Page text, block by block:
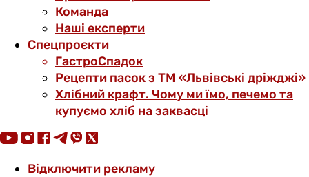
Команда
Наші експерти
Спецпроєкти
ГастроСпадок
Рецепти пасок з ТМ «Львівські дріжджі»
Хлібний крафт. Чому ми їмо, печемо та
купуємо хліб на заквасці
Відключити рекламу